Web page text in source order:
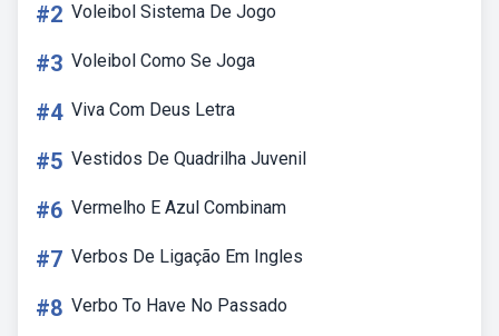
#2 Voleibol Sistema De Jogo
#3 Voleibol Como Se Joga
#4 Viva Com Deus Letra
#5 Vestidos De Quadrilha Juvenil
#6 Vermelho E Azul Combinam
#7 Verbos De Ligação Em Ingles
#8 Verbo To Have No Passado